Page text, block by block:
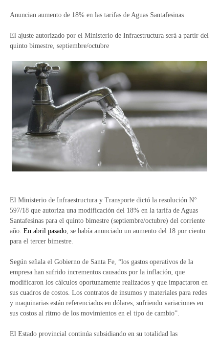
Anuncian aumento de 18% en las tarifas de Aguas Santafesinas
El ajuste autorizado por el Ministerio de Infraestructura será a partir del
quinto bimestre, septiembre/octubre
El Ministerio de Infraestructura y Transporte dictó la resolución N°
597/18 que autoriza una modificación del 18% en la tarifa de Aguas
Santafesinas para el quinto bimestre (septiembre/octubre) del corriente
año. En abril pasado, se había anunciado un aumento del 18 por ciento
para el tercer bimestre.
Según señala el Gobierno de Santa Fe, “los gastos operativos de la
empresa han sufrido incrementos causados por la inflación, que
modificaron los cálculos oportunamente realizados y que impactaron en
sus cuadros de costos. Los contratos de insumos y materiales para redes
y maquinarias están referenciados en dólares, sufriendo variaciones en
sus costos al ritmo de los movimientos en el tipo de cambio”.
El Estado provincial continúa subsidiando en su totalidad las